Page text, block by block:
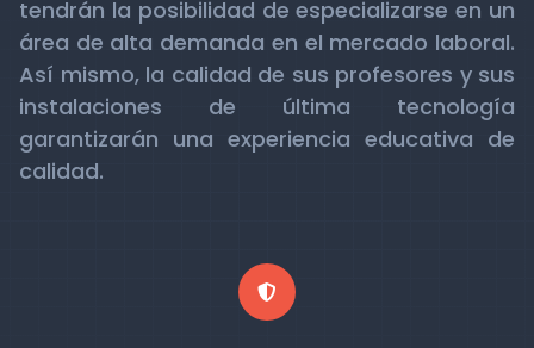
tendrán la posibilidad de especializarse en un
área de alta demanda en el mercado laboral.
Así mismo, la calidad de sus profesores y sus
instalaciones de última tecnología
garantizarán una experiencia educativa de
calidad.